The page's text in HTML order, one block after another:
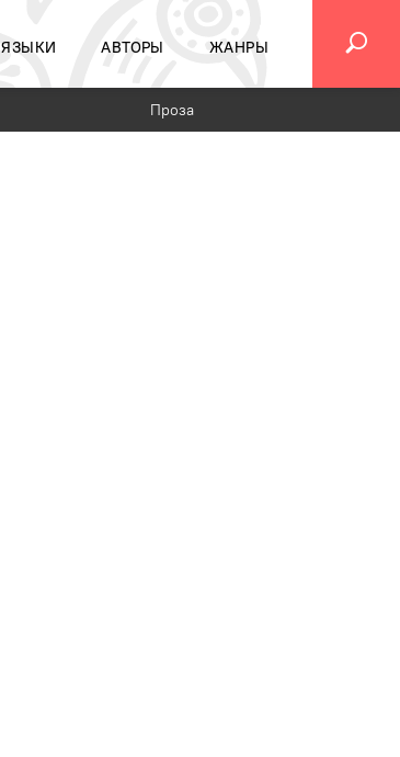
ЯЗЫКИ АВТОРЫ ЖАНРЫ
Проза